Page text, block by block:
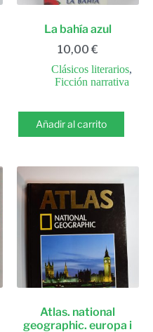
La bahía azul
10,00 €
Clásicos literarios,
Ficción narrativa
Añadir al carrito
Atlas. national
geographic. europa i